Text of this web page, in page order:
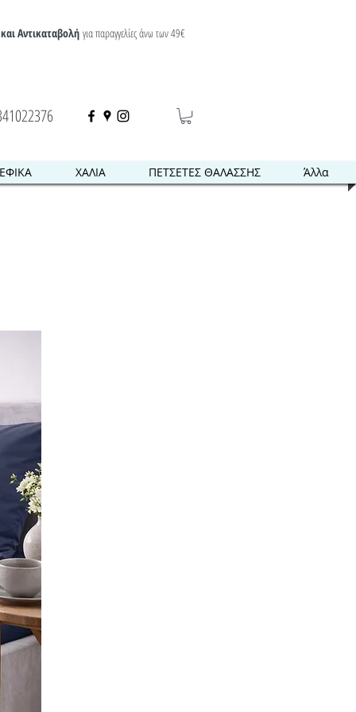
Αντικαταβολή για παραγγελίες άνω των 49€
ΧΑΛΙΑ ΠΕΤΣΕΤΕΣ ΘΑΛΑΣΣΗΣ Άλλα